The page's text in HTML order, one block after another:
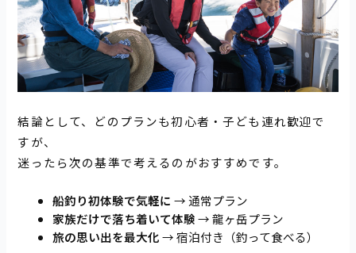
結論として、どのプランも初心者・子ども連れ歓迎で
すが、
迷ったら次の基準で考えるのがおすすめです。
船釣り初体験で気軽に → 通常プラン
家族だけで落ち着いて体験→ 龍ヶ岳プラン
旅の思い出を最大化→ 宿泊付き（釣って食べる）